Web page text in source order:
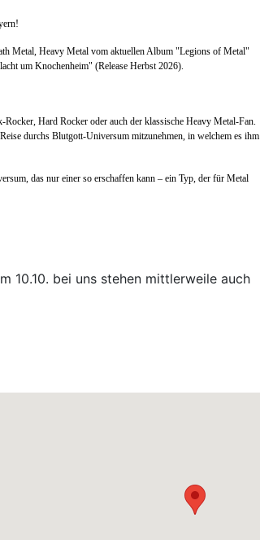
Metal, Heavy Metal vom aktuellen Album "Legions of Metal"
um Knochenheim" (Release Herbst 2026).
Hard Rocker oder auch der klassische Heavy Metal-Fan.
durchs Blutgott-Universum mitzunehmen, in welchem es ihm
das nur einer so erschaffen kann – ein Typ, der für Metal
10.10. bei uns stehen mittlerweile auch